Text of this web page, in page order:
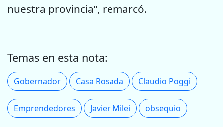
nuestra provincia”, remarcó.
Temas en esta nota:
Gobernador Casa Rosada Claudio Poggi
Emprendedores Javier Milei obsequio